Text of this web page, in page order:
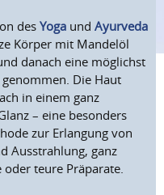
desYoga undAyurveda
Körper mit Mandelöl
danach eine möglichst
Die Haut
in einem ganz
– eine besonders
zur Erlangung von
Ausstrahlung, ganz
oder teure Präparate.